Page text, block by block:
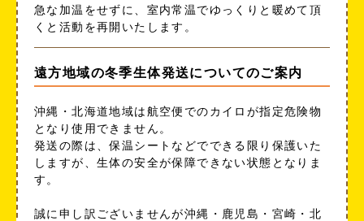
急な加温をせずに、室内常温でゆっくりと暖めて頂
くと活動を再開いたします。
遠方地域の冬季生体発送についてのご案内
沖縄・北海道地域は航空便でのカイロが指定危険物
となり使用できません。
発送の際は、保温シートなどでできる限り保護いた
しますが、生体の安全が保障できない状態となりま
す。
誠に申し訳ございませんが沖縄・鹿児島・宮崎・北